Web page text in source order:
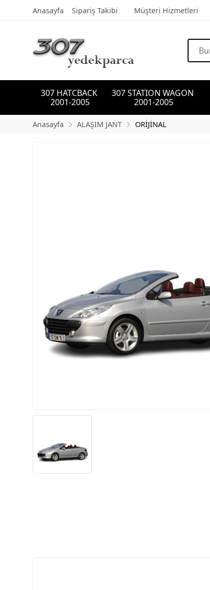
Anasayfa Sipariş Takibi Müşteri Hizmetleri
307 HATCBACK
2001-2005
307 STATION WAGON
2001-2005
Anasayfa ALAŞIM JANT ORİJİNAL